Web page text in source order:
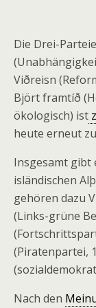
Die Drei-
Viðreisn
Björt framtíð
ökologisch) ist
heute erneut
Insgesamt gibt
isländischen
gehören dazu
(Links-grüne
(Piratenpartei,
Nach den